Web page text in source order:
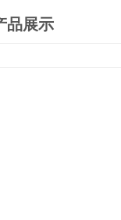
品展示